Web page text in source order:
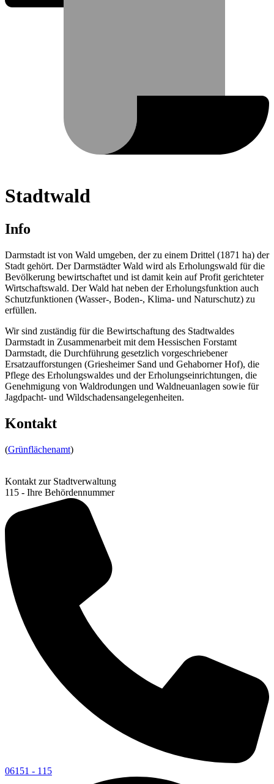
Stadtwald
Info
Darmstadt ist von Wald umgeben, der zu einem Drittel (1871 ha) der
Stadt gehört. Der Darmstädter Wald wird als Erholungswald für die
Bevölkerung bewirtschaftet und ist damit kein auf Profit gerichteter
Wirtschaftswald. Der Wald hat neben der Erholungsfunktion auch
Schutzfunktionen (Wasser-, Boden-, Klima- und Naturschutz) zu
erfüllen.
Wir sind zuständig für die Bewirtschaftung des Stadtwaldes
Darmstadt in Zusammenarbeit mit dem Hessischen Forstamt
Darmstadt, die Durchführung gesetzlich vorgeschriebener
Ersatzaufforstungen (Griesheimer Sand und Gehaborner Hof), die
Pflege des Erholungswaldes und der Erholungseinrichtungen, die
Genehmigung von Waldrodungen und Waldneuanlagen sowie für
Jagdpacht- und Wildschadensangelegenheiten.
Kontakt
(Grünflächenamt)
Kontakt zur Stadtverwaltung
115 - Ihre Behördennummer
06151 - 115